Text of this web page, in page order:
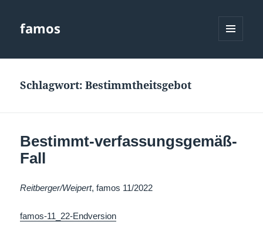
famos
Schlagwort:Bestimmtheitsgebot
Bestimmt-verfassungsgemäß-
Fall
Reitberger/Weipert, famos 11/2022
famos-11_22-Endversion